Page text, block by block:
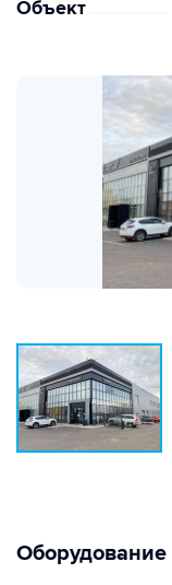
Объект
Оборудование